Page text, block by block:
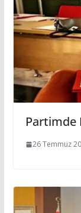
Partimde
26 Temmuz